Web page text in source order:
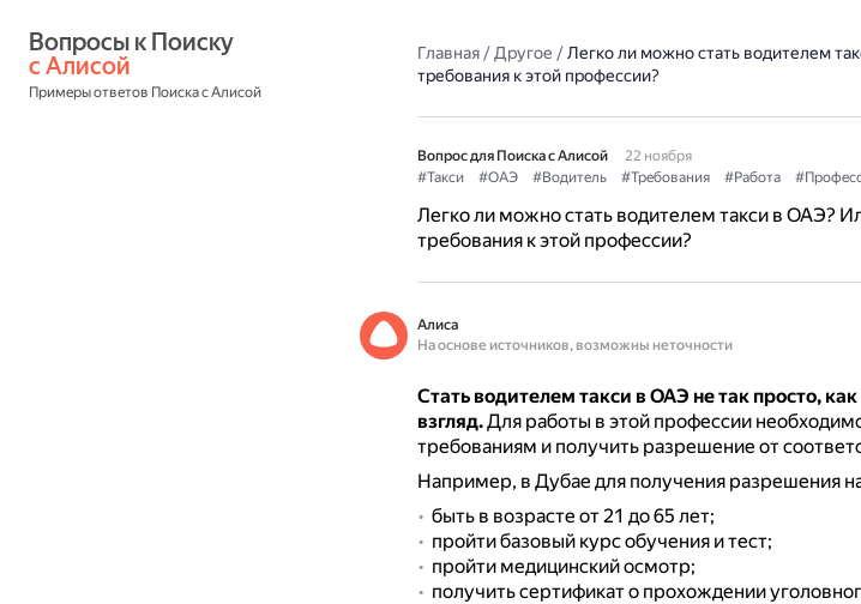
с Алисой
Примеры ответов Поиска с Алисой
Главная/Другое /Легко ли можно стать водителем
требования к этой профессии?
Вопрос для Поиска с Алисой
22 ноября
#Такси
#ОАЭ #Водитель #Требования #Работа
Легко ли можно стать водителем такси в ОАЭ?
требования к этой профессии?
Алиса
На основе источников, возможны неточности
Стать водителем такси в ОАЭ не так просто,
взгляд.Для работы в этой профессии
требованиям и получить разрешение от
Например, в Дубае для получения разрешения
быть в возрасте от 21 до 65 лет;
пройти базовый курс обучения и тест;
пройти медицинский осмотр;
получить сертификат о прохождении